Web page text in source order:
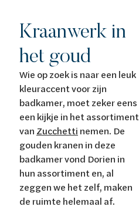
Kraanwerk in
het goud
Wie op zoek is naar een leuk
kleuraccent voor zijn
badkamer, moet zeker eens
een kijkje in het assortiment
van Zucchetti nemen. De
gouden kranen in deze
badkamer vond Dorien in
hun assortiment en, al
zeggen we het zelf, maken
de ruimte helemaal af.